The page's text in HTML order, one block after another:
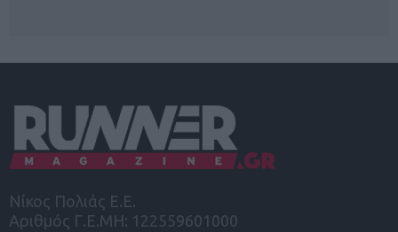
Νίκος Πολιάς Ε.Ε.
Αριθμός Γ.Ε.ΜΗ: 122559601000